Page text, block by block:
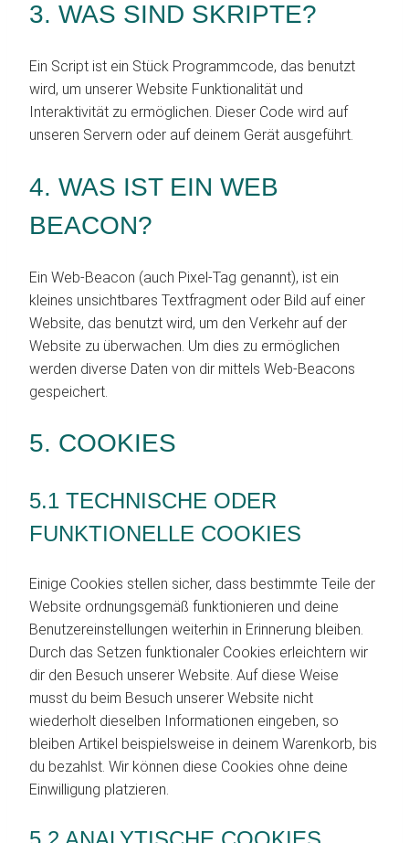
3. WAS SIND SKRIPTE?
Ein Script ist ein Stück Programmcode, das benutzt
wird, um unserer Website Funktionalität und
Interaktivität zu ermöglichen. Dieser Code wird auf
unseren Servern oder auf deinem Gerät ausgeführt.
4. WAS IST EIN WEB
BEACON?
Ein Web-Beacon (auch Pixel-Tag genannt), ist ein
kleines unsichtbares Textfragment oder Bild auf einer
Website, das benutzt wird, um den Verkehr auf der
Website zu überwachen. Um dies zu ermöglichen
werden diverse Daten von dir mittels Web-Beacons
gespeichert.
5. COOKIES
5.1 TECHNISCHE ODER
FUNKTIONELLE COOKIES
Einige Cookies stellen sicher, dass bestimmte Teile der
Website ordnungsgemäß funktionieren und deine
Benutzereinstellungen weiterhin in Erinnerung bleiben.
Durch das Setzen funktionaler Cookies erleichtern wir
dir den Besuch unserer Website. Auf diese Weise
musst du beim Besuch unserer Website nicht
wiederholt dieselben Informationen eingeben, so
bleiben Artikel beispielsweise in deinem Warenkorb, bis
du bezahlst. Wir können diese Cookies ohne deine
Einwilligung platzieren.